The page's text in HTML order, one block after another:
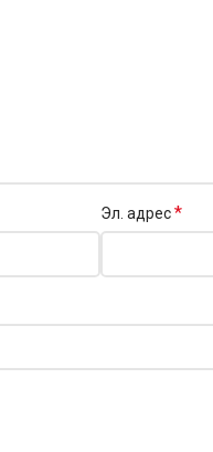
Эл. адрес*